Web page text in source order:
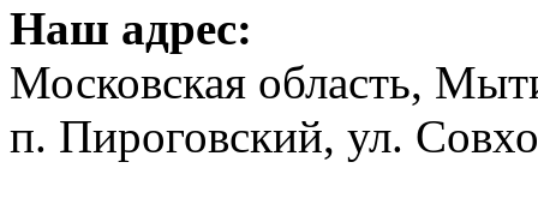
Наш адрес:
Московская область,
п. Пироговский, ул.